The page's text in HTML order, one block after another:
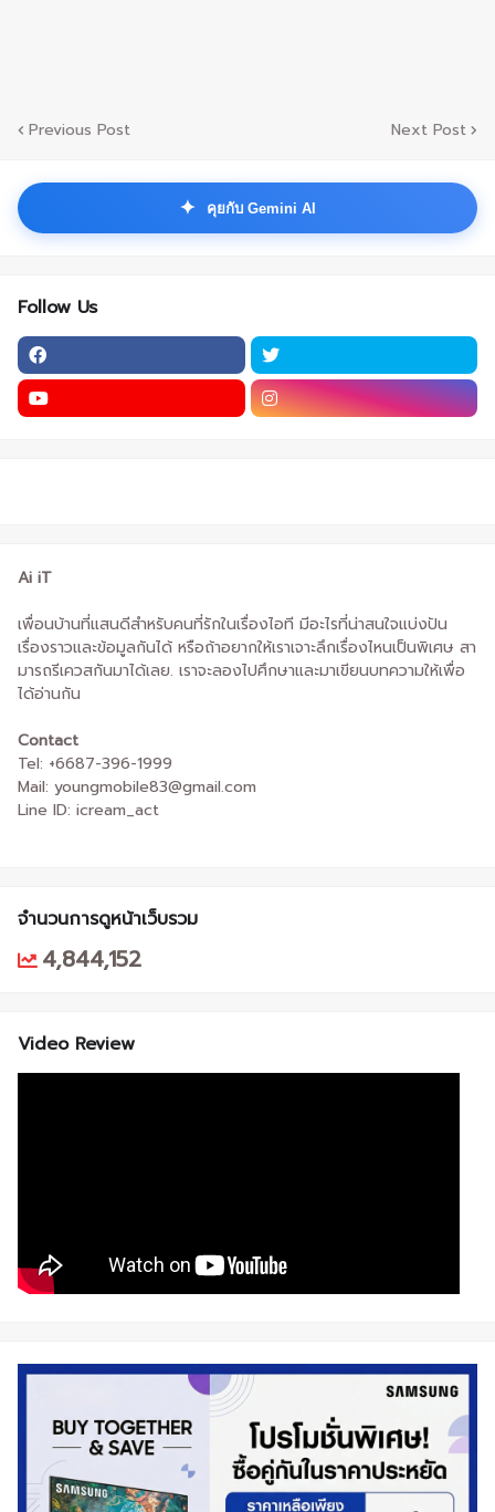
Previous Post Next Post
✦ คุยกับ Gemini AI
Follow Us
Ai iT
เพื่อนบ้านที่แสนดีสำหรับคนที่รักในเรื่องไอที มีอะไรที่น่าสนใจแบ่งปัน
เรื่องราวและข้อมูลกันได้ หรือถ้าอยากให้เราเจาะลึกเรื่องไหนเป็นพิเศษ สา
มารถรีเควสกันมาได้เลย. เราจะลองไปศึกษาและมาเขียนบทความให้เพื่อ
ได้อ่านกัน
Contact
Tel: +6687-396-1999
Mail: youngmobile83@gmail.com
Line ID: icream_act
จำนวนการดูหน้าเว็บรวม
4,844,152
Video Review